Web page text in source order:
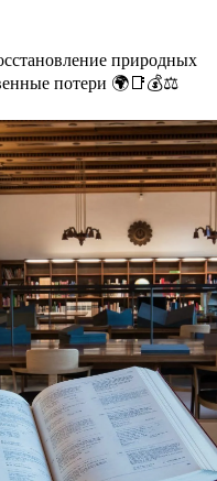
природных
потери 🌍📑💰⚖️